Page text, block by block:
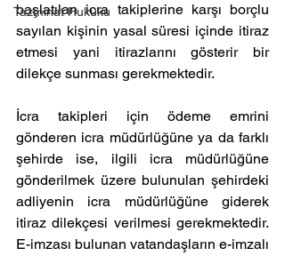
Tazminat Hukuku
başlatılan icra takiplerine karşı borçlu
sayılan kişinin yasal süresi içinde itiraz
etmesi yani itirazlarını gösterir bir
dilekçe sunması gerekmektedir.
İcra takipleri için ödeme emrini
gönderen icra müdürlüğüne ya da farklı
şehirde ise, ilgili icra müdürlüğüne
gönderilmek üzere bulunulan şehirdeki
adliyenin icra müdürlüğüne giderek
itiraz dilekçesi verilmesi gerekmektedir.
E-imzası bulunan vatandaşların e-imzalı